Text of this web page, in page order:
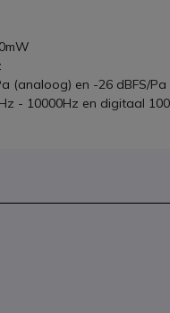
(analoog) en -26 dBFS/
- 10000Hz en digitaal